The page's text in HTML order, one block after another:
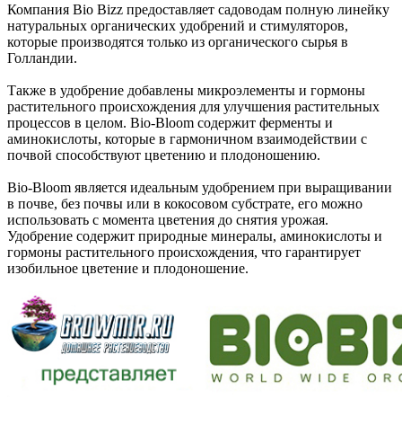
Компания Bio Bizz предоставляет садоводам полную линейку
натуральных органических удобрений и стимуляторов,
которые производятся только из органического сырья в
Голландии.
Также в удобрение добавлены микроэлементы и гормоны
растительного происхождения для улучшения растительных
процессов в целом. Bio-Bloom содержит ферменты и
аминокислоты, которые в гармоничном взаимодействии с
почвой способствуют цветению и плодоношению.
Bio-Bloom является идеальным удобрением при выращивании
в почве, без почвы или в кокосовом субстрате, его можно
использовать с момента цветения до снятия урожая.
Удобрение содержит природные минералы, аминокислоты и
гормоны растительного происхождения, что гарантирует
изобильное цветение и плодоношение.